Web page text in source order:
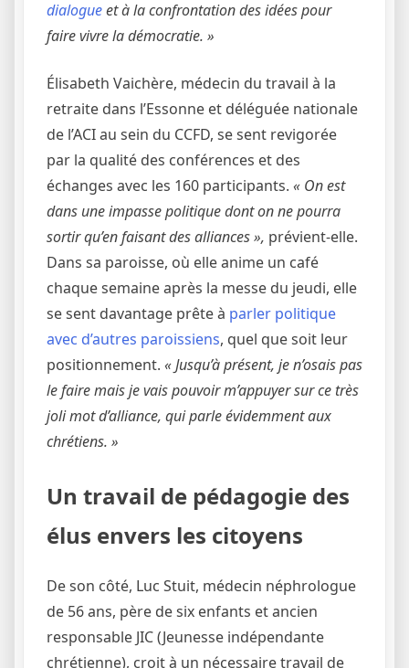
dialogueet à la confrontation des idées pour
faire vivre la démocratie. »
Élisabeth Vaichère, médecin du travail à la
retraite dans l’Essonne et déléguée nationale
de l’ACI au sein du CCFD, se sent revigorée
par la qualité des conférences et des
échanges avec les 160 participants. « On est
dans une impasse politique dont on ne pourra
sortir qu’en faisant des alliances », prévient-elle.
Dans sa paroisse, où elle anime un café
chaque semaine après la messe du jeudi, elle
se sent davantage prête à parler politique
avec d’autres paroissiens, quel que soit leur
positionnement. « Jusqu’à présent, je n’osais pas
le faire mais je vais pouvoir m’appuyer sur ce très
joli mot d’alliance, qui parle évidemment aux
chrétiens. »
Un travail de pédagogie des
élus envers les citoyens
De son côté, Luc Stuit, médecin néphrologue
de 56 ans, père de six enfants et ancien
responsable JIC (Jeunesse indépendante
chrétienne), croit à un nécessaire travail de